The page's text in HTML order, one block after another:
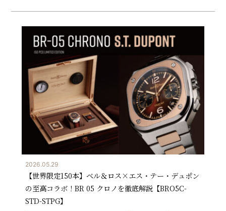
2026.05.29
【世界限定150本】ベル＆ロス×エス・テー・デュポン
の至高コラボ！BR 05 クロノを徹底解説【BRO5C-
STD-STPG】